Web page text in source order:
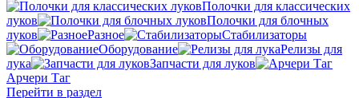
Полочки для классических
луков
Полочки для блочных
луков
Разное
Стабилизаторы
Оборудование
Релизы для
лука
Запчасти для луков
Арчери Таг
Перейти в раздел